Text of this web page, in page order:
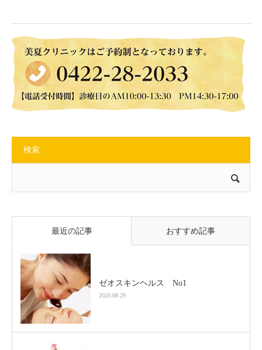
検索
最近の記事 おすすめ記事
ゼオスキンヘルス No1
2020.08.29